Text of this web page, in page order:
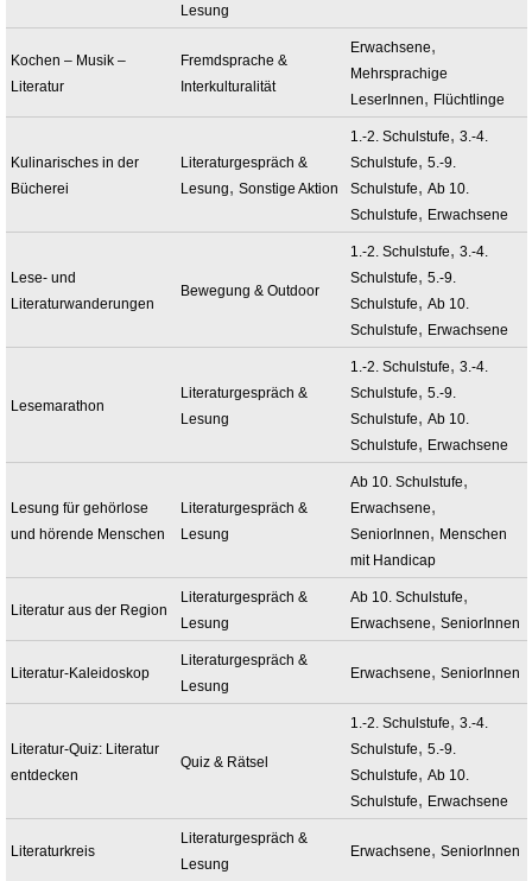
Lesung
Kochen – Musik –
Literatur
Fremdsprache &
Interkulturalität
Erwachsene,
Mehrsprachige
LeserInnen, Flüchtlinge
Kulinarisches in der
Bücherei
Literaturgespräch &
Lesung,Sonstige Aktion
1.-2. Schulstufe,3.-4.
Schulstufe,5.-9.
Schulstufe,Ab 10.
Schulstufe, Erwachsene
Lese- und
Literaturwanderungen
Bewegung & Outdoor
1.-2. Schulstufe,3.-4.
Schulstufe,5.-9.
Schulstufe,Ab 10.
Schulstufe, Erwachsene
Lesemarathon
Literaturgespräch &
Lesung
1.-2. Schulstufe,3.-4.
Schulstufe,5.-9.
Schulstufe,Ab 10.
Schulstufe, Erwachsene
Lesung für gehörlose
und hörende Menschen
Literaturgespräch &
Lesung
Ab 10. Schulstufe,
Erwachsene,
SeniorInnen, Menschen
mit Handicap
Literatur aus der Region
Literaturgespräch &
Lesung
Ab 10. Schulstufe,
Erwachsene,SeniorInnen
Literatur-Kaleidoskop
Literaturgespräch &
Lesung
Erwachsene,SeniorInnen
Literatur-Quiz: Literatur
entdecken
Quiz & Rätsel
1.-2. Schulstufe,3.-4.
Schulstufe,5.-9.
Schulstufe,Ab 10.
Schulstufe, Erwachsene
Literaturkreis
Literaturgespräch &
Lesung
Erwachsene,SeniorInnen